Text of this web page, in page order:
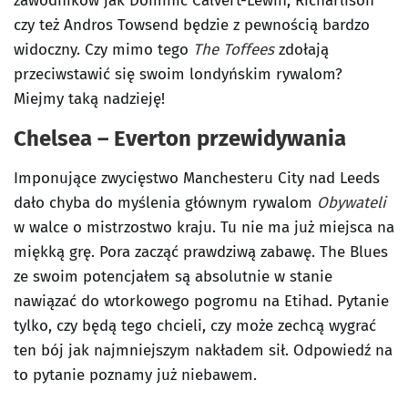
czy też Andros Towsend będzie z pewnością bardzo
widoczny. Czy mimo tego The Toffeeszdołają
przeciwstawić się swoim londyńskim rywalom?
Miejmy taką nadzieję!
Chelsea – Everton przewidywania
Imponujące zwycięstwo Manchesteru City nad Leeds
dało chyba do myślenia głównym rywalom Obywateli
w walce o mistrzostwo kraju. Tu nie ma już miejsca na
miękką grę. Pora zacząć prawdziwą zabawę. The Blues
ze swoim potencjałem są absolutnie w stanie
nawiązać do wtorkowego pogromu na Etihad. Pytanie
tylko, czy będą tego chcieli, czy może zechcą wygrać
ten bój jak najmniejszym nakładem sił. Odpowiedź na
to pytanie poznamy już niebawem.